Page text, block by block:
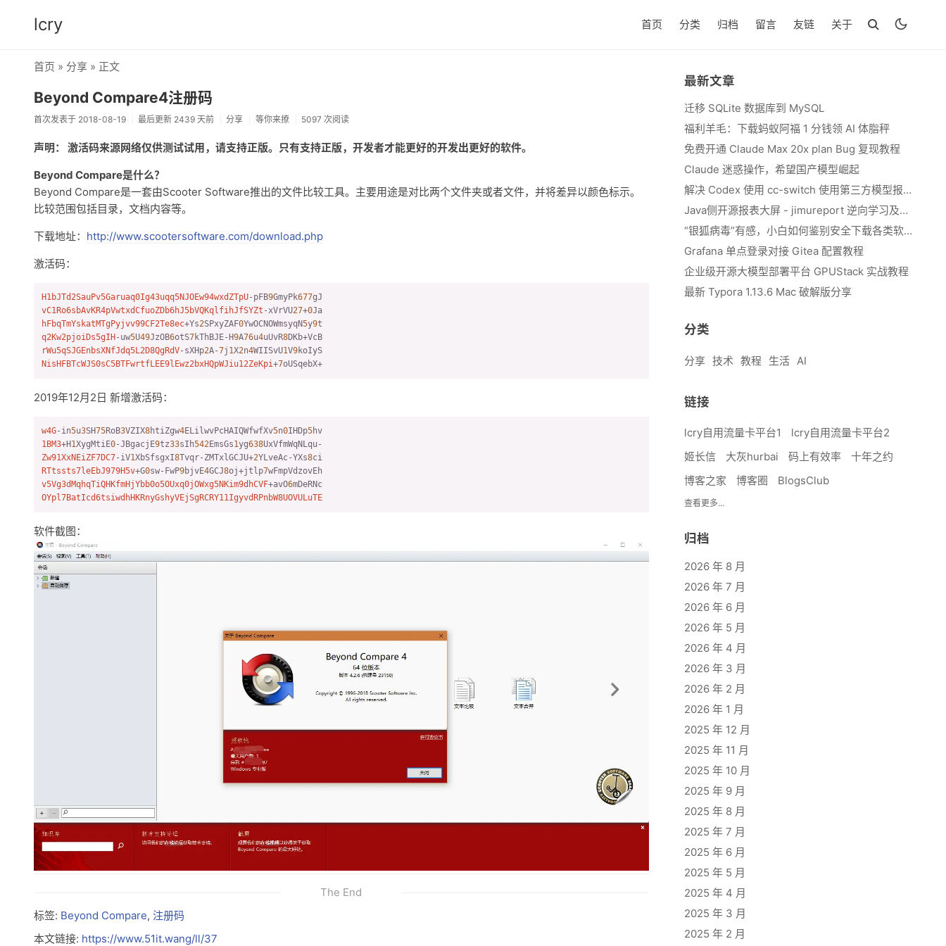
lcry 首页 分类 归档 留言 友链 关于
首页 » 分享 » 正文
Beyond Compare4注册码
首次发表于 2018-08-19 最后更新 2439 天前 分享 等你来撩 5097 次阅读
声明： 激活码来源网络仅供测试试用，请支持正版。只有支持正版，开发者才能更好的开发出更好的软件。
Beyond Compare是什么？
Beyond Compare是一套由Scooter Software推出的文件比较工具。主要用途是对比两个文件夹或者文件，并将差异以颜色标示。
比较范围包括目录，文档内容等。
下载地址： http://www.scootersoftware.com/download.php
激活码：
H1bJTd2SauPv5Garuaq0Ig43uqq5NJOEw94wxdZTpU-pFB9GmyPk677
vC1Ro6sbAvKR4pVwtxdCfuoZDb6hJ5bVQKqlfihJfSYZt -xVrVU27+0
hFbqTmYskatMTgPyjvv99CF2Te8ec+Ys2SPxyZAF0YwOCNOWmsyqN5y9
q2Kw2pjoiDs5gIH-uw5U49JzOB6otS7kThBJE-H9A76u4uUvR8
rWu5qSJGEnbsXNfJdq5L2D8QgRdV-sXHp2A-7j 1X2n4WIISvU1V9
NisHFBTcWJS0sC5BTFwrtfLEE9lEwz2bxHQpWJiu12ZeKpi+7oUSqebX+
2019年12月2日 新增激活码：
w4G-in5u3SH75RoB3VZIX8htiZgw4ELilwvPcHAIQWfwfXv5n0IHDp5
1BM3+H1XygMtiE0-JBgacjE9tz33sIh542EmsGs1yg638
Zw91XxNEiZF7DC7-iV1XbSfsgxI8Tvqr-ZMTxlGCJU+2YLveAc-YXs8
RTtssts7leEbJ979H5v+G0sw-FwP9bjvE4GCJ8oj+jtlp7
v5Vg3dMqhqTiQHKfmHjYbb0o5OUxq0jOWxg5NKim9dhCVF+avO6
OYpl7BatIcd6tsiwdhHKRnyGshyVEjSgRCRY11IgyvdRPnbW8UOVULuTE
软件截图：
The End
标签: Beyond Compare, 注册码
本文链接: https://www.51it.wang/ll/37
最新文章
迁移 SQLite 数据库到 MySQL
福利羊毛：下载蚂蚁阿福 1 分钱领 AI 体脂秤
免费开通 Claude Max 20x plan Bug 复现教程
Claude 迷惑操作，希望国产模型崛起
解决 Codex 使用 cc-switch 使用第三方模型报错 We&#039;re currently experiencing high demand, which may cause temporary errors.
Java侧开源报表大屏 - jimureport 逆向学习及二开思路
“银狐病毒”有感，小白如何鉴别安全下载各类软件
Grafana 单点登录对接 Gitea 配置教程
企业级开源大模型部署平台 GPUStack 实战教程
最新 Typora 1.13.6 Mac 破解版分享
分类
分享 技术 教程 生活 AI
链接
lcry自用流量卡平台1
lcry自用流量卡平台2
姬长信
大灰hurbai 码上有效率
十年之约
博客之家
博客圈 BlogsClub
查看更多...
归档
2026 年 8 月
2026 年 7 月
2026 年 6 月
2026 年 5 月
2026 年 4 月
2026 年 3 月
2026 年 2 月
2026 年 1 月
2025 年 12 月
2025 年 11 月
2025 年 10 月
2025 年 9 月
2025 年 8 月
2025 年 7 月
2025 年 6 月
2025 年 5 月
2025 年 4 月
2025 年 3 月
2025 年 2 月